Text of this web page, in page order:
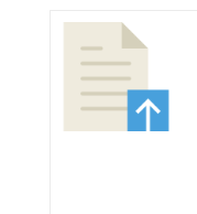
Infos
Travaux/Voirie
Circulation